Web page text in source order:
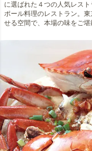
に選ばれた４つの人気レス
ポール料理のレストラン。
せる空間で、本場の味をご堪